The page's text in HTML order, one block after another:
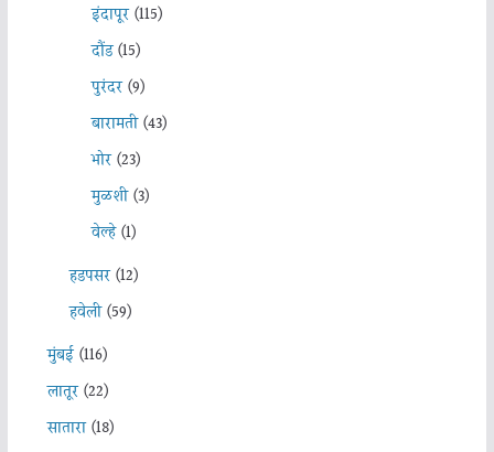
इंदापूर(115)
दौंड(15)
पुरंदर(9)
बारामती(43)
भोर(23)
मुळशी(3)
वेल्हे(1)
हडपसर(12)
हवेली(59)
मुंबई(116)
लातूर(22)
सातारा(18)